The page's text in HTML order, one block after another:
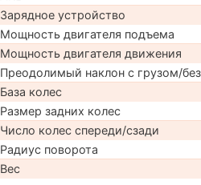
Зарядное устройство
Мощность двигателя подъема
Мощность двигателя движения
Преодолимый наклон с грузом/без
База колес
Размер задних колес
Число колес спереди/сзади
Радиус поворота
Вес